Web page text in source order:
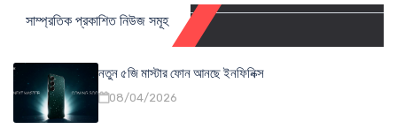
সাম্প্রতিক প্রকাশিত নিউজ সমূহ
নতুন ৫জি মাস্টার ফোন আনছে ইনফিনিক্স
08/04/2026